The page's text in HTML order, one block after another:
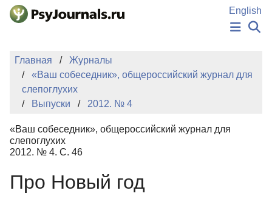
Перейти к основному содержанию
English
НОВОСТИ
ИЗДАНИЯ
АВТОРЫ
БАЗА ЗНАНИЙ
КЛЮЧЕВЫЕ СЛОВА
Регистрация
Вход
Главная
Журналы
«Ваш собеседник», общероссийский журнал для
слепоглухих
Выпуски
2012. № 4
«Ваш собеседник», общероссийский журнал для
слепоглухих
2012. № 4. С. 46
Про Новый год